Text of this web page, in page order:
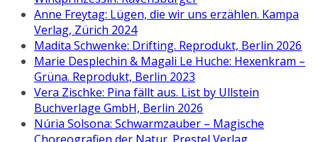
Anne Freytag: Lügen, die wir uns erzählen. Kampa
Verlag, Zürich 2024
Madita Schwenke: Drifting. Reprodukt, Berlin 2026
Marie Desplechin & Magali Le Huche: Hexenkram –
Grüna. Reprodukt, Berlin 2023
Vera Zischke: Pina fällt aus. List by Ullstein
Buchverlage GmbH, Berlin 2026
Núria Solsona: Schwarmzauber – Magische